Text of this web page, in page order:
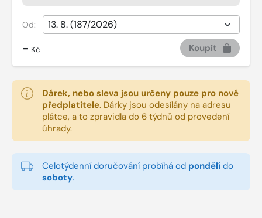
Od:
- Kč Koupit
Dárek, nebo sleva jsou určeny pouze pro nové
předplatitele. Dárky jsou odesílány na adresu
plátce, a to zpravidla do 6 týdnů od provedení
úhrady.
Celotýdenní doručování probíhá od pondělí do
soboty.